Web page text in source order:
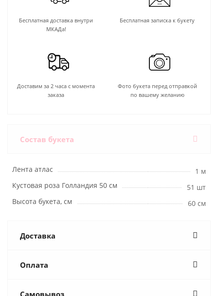
Бесплатная доставка внутри
МКАДа!
Бесплатная записка к букету
Доставим за 2 часа с момента
заказа
Фото букета перед отправкой
по вашему желанию
Состав букета
Лента атлас
1 м
Кустовая роза Голландия 50 см
51 шт
Высота букета, см
60 см
Доставка
Оплата
Самовывоз